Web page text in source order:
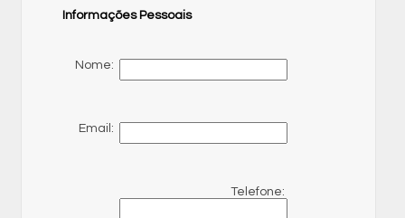
Informações Pessoais
Nome:
Email:
Telefone: